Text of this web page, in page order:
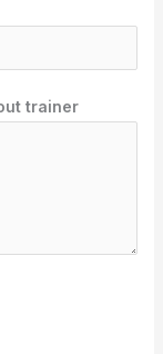
trainer